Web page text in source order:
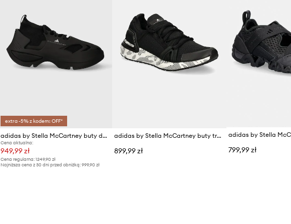
extra -5% z kodem: OFF*
adidas by Stella McCartney buty do biegania Sportswear Run
Cena aktualna:
949,99 zł
Cena regularna:1249,90 zł
Najniższa cena z 30 dni przed obniżką:999,90 zł
adidas by Stella McCartney buty treningowe Ultraboost 20
899,99 zł 799,99 zł